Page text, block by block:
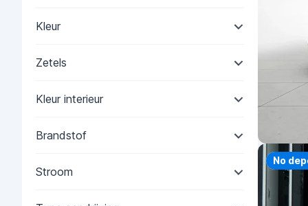
Kleur
Zetels
Kleur interieur
Brandstof
Stroom
No